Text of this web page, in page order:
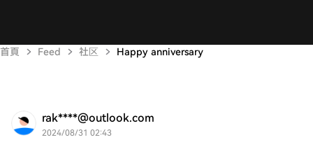
首頁 Feed 社区 Happy anniversary
rak****@outlook.com
2024/08/31 02:43